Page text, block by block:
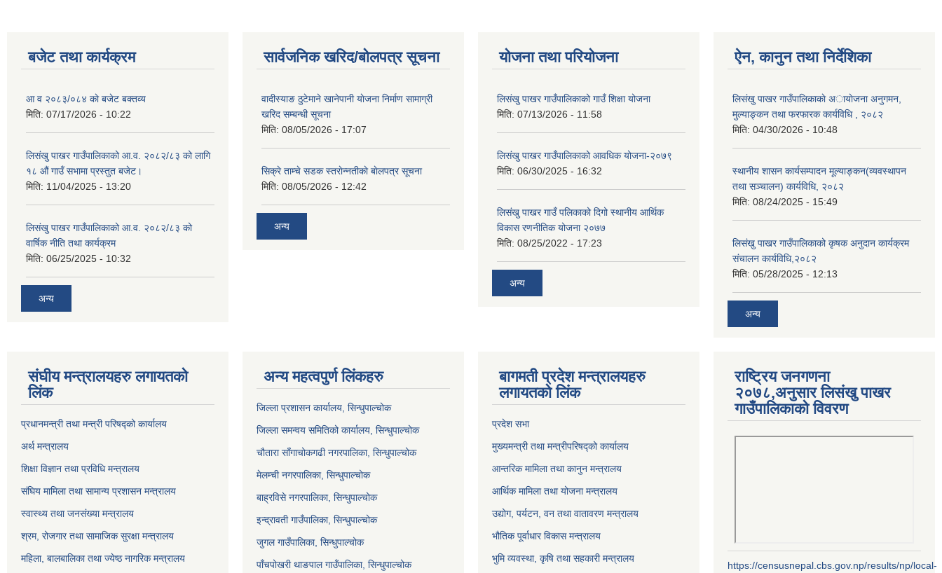
बजेट तथा कार्यक्रम
आ व २०८३/०८४ काे बजेट बक्तव्य
मिति: 07/17/2026 - 10:22
लिसंखु पाखर गाउँपालिकाको आ.व. २०८२/८३ को लागि
१८ औं गाउँ सभामा प्रस्तुत बजेट।
मिति: 11/04/2025 - 13:20
लिसंखु पाखर गाउँपालिकाको आ.व. २०८२/८३ को
वार्षिक नीति तथा कार्यक्रम
मिति: 06/25/2025 - 10:32
अन्य
सार्वजनिक खरिद/बोलपत्र सूचना
वादीस्याङ ठुटेमाने खानेपानी याेजना निर्माण सामाग्री
खरिद सम्बन्धी सूचना
मिति: 08/05/2026 - 17:07
सिक्रे ताम्चे सडक स्तराेन्नतीकाे बाेलपत्र सूचना
मिति: 08/05/2026 - 12:42
अन्य
योजना तथा परियोजना
लिसंखु पाखर गाउँपालिकाको गाउँ शिक्षा योजना
मिति: 07/13/2026 - 11:58
लिसंखु पाखर गाउँपालिकाको आवधिक योजना-२०७९
मिति: 06/30/2025 - 16:32
लिसंखु पाखर गाउँ पलिकाको दिगो स्थानीय आर्थिक
विकास रणनीतिक योजना २०७७
मिति: 08/25/2022 - 17:23
अन्य
ऐन, कानुन तथा निर्देशिका
लिसंखु पाखर गाउँपालिकाकाे अायाेजना अनुगमन,
मुल्याङ्कन तथा फरफारक कार्यविधि , २०८२
मिति: 04/30/2026 - 10:48
स्थानीय शासन कार्यसम्पादन मूल्याङ्कन(व्यवस्थापन
तथा सञ्चालन) कार्यविधि, २०८२
मिति: 08/24/2025 - 15:49
लिसंखु पाखर गाउँपालिकाको कृषक अनुदान कार्यक्रम
संचालन कार्यविधि,२०८२
मिति: 05/28/2025 - 12:13
अन्य
संघीय मन्त्रालयहरु लगायतको
लिंक
प्रधानमन्त्री तथा मन्त्री परिषद्को कार्यालय
अर्थ मन्त्रालय
शिक्षा विज्ञान तथा प्रविधि मन्त्रालय
संघिय मामिला तथा सामान्य प्रशासन मन्त्रालय
स्वास्थ्य तथा जनसंख्या मन्त्रालय
श्रम, रोजगार तथा सामाजिक सुरक्षा मन्त्रालय
महिला, बालबालिका तथा ज्येष्ठ नागरिक मन्त्रालय
अन्य महत्वपुर्ण लिंकहरु
जिल्ला प्रशासन कार्यालय, सिन्धुपाल्चोक
जिल्ला समन्वय समितिको कार्यालय, सिन्धुपाल्चोक
चौतारा साँगाचोकगढी नगरपालिका, सिन्धुपाल्चोक
मेलम्ची नगरपालिका, सिन्धुपाल्चोक
बाह्रविसे नगरपालिका, सिन्धुपाल्चोक
इन्द्रावती गाउँपालिका, सिन्धुपाल्चोक
जुगल गाउँपालिका, सिन्धुपाल्चोक
पाँचपोखरी थाङपाल गाउँपालिका, सिन्धुपाल्चोक
बागमती प्रदेश मन्त्रालयहरु
लगायतको लिंक
प्रदेश सभा
मुख्यमन्त्री तथा मन्त्रीपरिषद्को कार्यालय
आन्तरिक मामिला तथा कानुन मन्त्रालय
आर्थिक मामिला तथा योजना मन्त्रालय
उद्योग, पर्यटन, वन तथा वातावरण मन्त्रालय
भौतिक पूर्वाधार विकास मन्त्रालय
भुमि व्यवस्था, कृषि तथा सहकारी मन्त्रालय
राष्ट्रिय जनगणना
२०७८,अनुसार लिसंखु पाखर
गाउँपालिकाको विवरण
https://censusnepal.cbs.gov.np/results/np/local-